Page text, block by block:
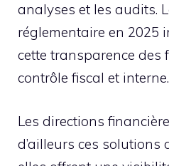
analyses et les audits.
réglementaire en 2025
cette transparence des
contrôle fiscal et interne.
Les directions
d’ailleurs ces solutions